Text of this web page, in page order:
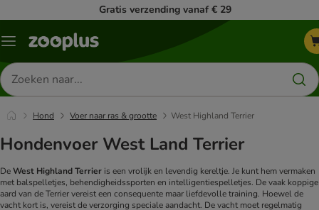
Gratis verzending vanaf € 29
Menu
Zoeken
naar
producten
Hond Voer naar ras & grootte West Highland Terrier
Hondenvoer West Land Terrier
DeWest Highland Terrier is een vrolijk en levendig kereltje. Je kunt hem vermaken
met balspelletjes, behendigheidssporten en intelligentiespelletjes. De vaak koppige
aard van de Terrier vereist een consequente maar liefdevolle training. Hoewel de
vacht kort is, vereist de verzorging speciale aandacht. De vacht moet regelmatig